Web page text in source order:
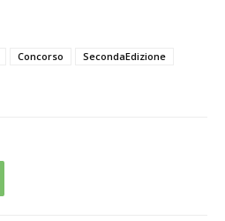
Concorso
SecondaEdizione